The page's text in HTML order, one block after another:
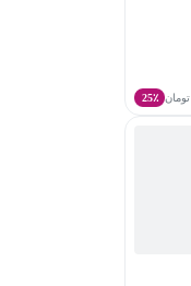
تومان 25٪